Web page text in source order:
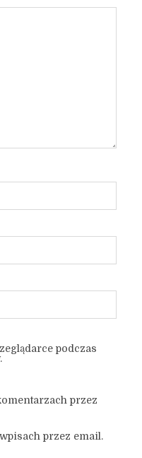
podczas
przez
przez email.